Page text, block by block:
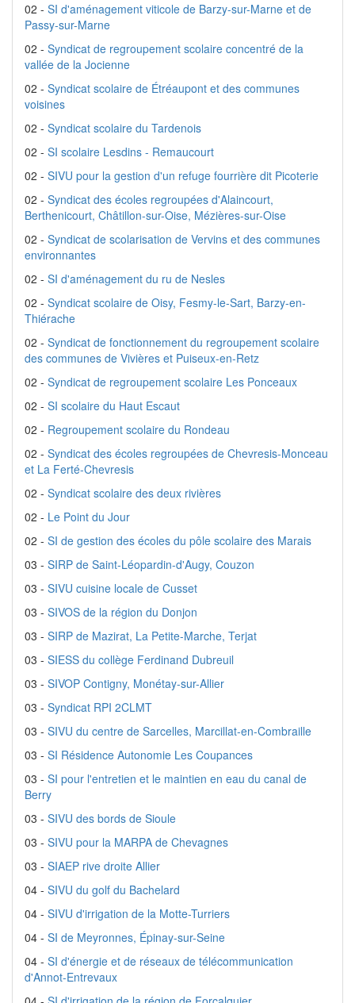
02 - SI d'aménagement viticole de Barzy-sur-Marne et de
Passy-sur-Marne
02 - Syndicat de regroupement scolaire concentré de la
vallée de la Jocienne
02 - Syndicat scolaire de Étréaupont et des communes
voisines
02 - Syndicat scolaire du Tardenois
02 - SI scolaire Lesdins - Remaucourt
02 - SIVU pour la gestion d'un refuge fourrière dit Picoterie
02 - Syndicat des écoles regroupées d'Alaincourt,
Berthenicourt, Châtillon-sur-Oise, Mézières-sur-Oise
02 - Syndicat de scolarisation de Vervins et des communes
environnantes
02 - SI d'aménagement du ru de Nesles
02 - Syndicat scolaire de Oisy, Fesmy-le-Sart, Barzy-en-
Thiérache
02 - Syndicat de fonctionnement du regroupement scolaire
des communes de Vivières et Puiseux-en-Retz
02 - Syndicat de regroupement scolaire Les Ponceaux
02 - SI scolaire du Haut Escaut
02 - Regroupement scolaire du Rondeau
02 - Syndicat des écoles regroupées de Chevresis-Monceau
et La Ferté-Chevresis
02 - Syndicat scolaire des deux rivières
02 - Le Point du Jour
02 - SI de gestion des écoles du pôle scolaire des Marais
03 - SIRP de Saint-Léopardin-d'Augy, Couzon
03 - SIVU cuisine locale de Cusset
03 - SIVOS de la région du Donjon
03 - SIRP de Mazirat, La Petite-Marche, Terjat
03 - SIESS du collège Ferdinand Dubreuil
03 - SIVOP Contigny, Monétay-sur-Allier
03 - Syndicat RPI 2CLMT
03 - SIVU du centre de Sarcelles, Marcillat-en-Combraille
03 - SI Résidence Autonomie Les Coupances
03 - SI pour l'entretien et le maintien en eau du canal de
Berry
03 - SIVU des bords de Sioule
03 - SIVU pour la MARPA de Chevagnes
03 - SIAEP rive droite Allier
04 - SIVU du golf du Bachelard
04 - SIVU d'irrigation de la Motte-Turriers
04 - SI de Meyronnes, Épinay-sur-Seine
04 - SI d'énergie et de réseaux de télécommunication
d'Annot-Entrevaux